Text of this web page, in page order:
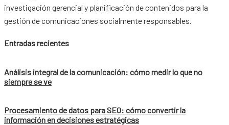
investigación gerencial y planificación de contenidos para la
gestión de comunicaciones socialmente responsables.
Entradas recientes
Análisis integral de la comunicación: cómo medir lo que no
siempre se ve
Procesamiento de datos para SEO: cómo convertir la
información en decisiones estratégicas